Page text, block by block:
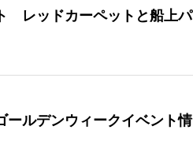
レッドカーペットと船上パ
ルデンウィークイベント情